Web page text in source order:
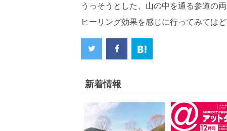
うっそうとした、山の中を通る参道の
ヒーリング効果を感じに行ってみてはど
新着情報